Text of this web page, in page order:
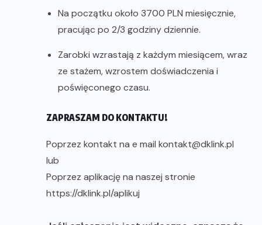
Na początku około 3700 PLN miesięcznie,
pracując po 2/3 godziny dziennie.
Zarobki wzrastają z każdym miesiącem, wraz
ze stażem, wzrostem doświadczenia i
poświęconego czasu.
ZAPRASZAM DO KONTAKTU!
Poprzez kontakt na e mail kontakt@dklink.pl
lub
Poprzez aplikację na naszej stronie
https://dklink.pl/aplikuj